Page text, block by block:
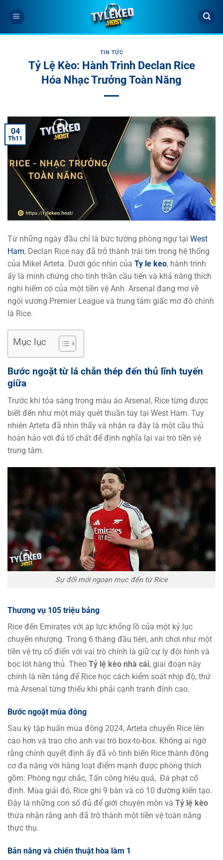
qua
nội
TIN TỨC
Tỷ Lệ Kèo: Hành Trình Declan Rice
Hóa Nhạc Trưởng Toàn Năng
04
Th11
Từ những ngày đầu chỉ là bức tường phòng ngự tại West
Ham, Declan Rice nay đã trở thành trái tim trong hệ thống
của Mikel Arteta. Dưới góc nhìn của Ty le keo, hành trình
ấy là minh chứng cho tinh thần cầu tiến và khả năng thích
nghi hiếm có của một tiền vệ Anh. Arsenal đang mơ về
ngôi vương Premier League và trung tâm giấc mơ đó chính
là Rice.
Mục lục
Bước ngoặt từ lá chắn thép đến thủ lĩnh tuyến
giữa
Trước khi tỏa sáng trong màu áo Arsenal, Rice từng được
biết đến như một máy quét thuần túy tại West Ham. Tuy
nhiên Arteta đã nhìn thấy và nhận ra đây là một cầu thủ
hoàn hảo với đủ tố chất để định nghĩa lại vai trò tiền vệ
trung tâm.
Sự đổi mới ngoạn mục đến từ Rice
Thương vụ 105 triệu bảng
Rice đến Emirates với áp lực khổng lồ của một kỷ lục
chuyển nhượng. Trong 6 tháng đầu tiên, anh chơi như một
tiền vệ trụ cổ điển với vai trò chính là giữ cự ly đội hình và
bọc lót hàng thủ. Theo Tỷ lệ kèo nhà cái, giai đoạn này
chính là nền tảng để Rice học cách kiểm soát nhịp độ, thứ
mà Arsenal từng thiếu khi phải cạnh tranh đỉnh cao.
Bước ngoặt mùa đông
Sau kỳ tập huấn mùa đông 2024, Arteta chuyển Rice lên
cao hơn và trao cho anh vai trò box-to-box. Không ai ngờ
rằng chính quyết định ấy đã vô tình biến Rice thành động
cơ đa năng với hàng loạt điểm mạnh được phóng thích
gồm: Phòng ngự chắc, Tấn công hiệu quả, Đá phạt cố
định. Mùa giải đó, Rice ghi 9 bàn và có 10 đường kiến tạo.
Đây là những con số đủ để giới chuyên môn và Tỷ lệ kèo
thừa nhận rằng anh đã trở thành một tiền vệ toàn năng
thực thụ.
Bản năng và chiến thuật hòa làm 1